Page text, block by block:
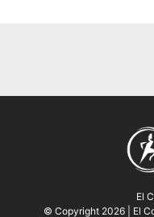
El
© Copyright 2026 | El